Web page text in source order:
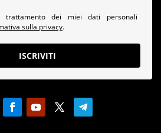
trattamento dei miei dati personali
sulla privacy.
ISCRIVITI